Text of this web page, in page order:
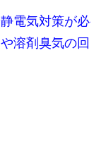
静電気対策が必
や溶剤臭気の回収